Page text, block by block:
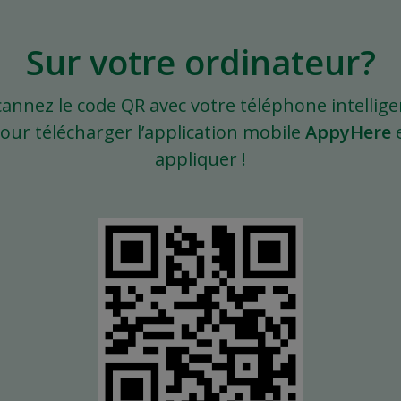
Sur votre ordinateur?
le code QR avec votre téléphone
télécharger l’application mobile AppyHere
appliquer !